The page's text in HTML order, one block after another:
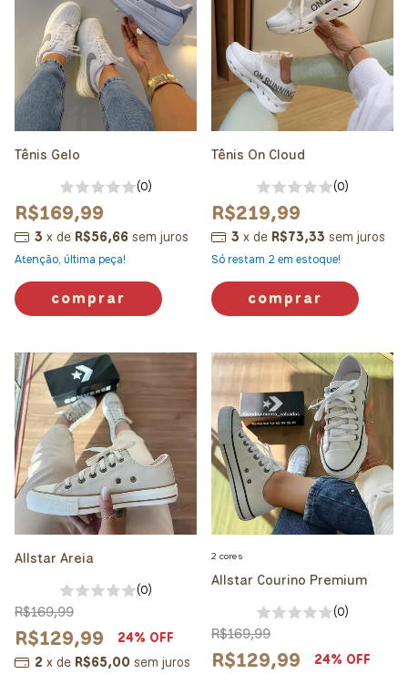
Tênis Gelo
(0)
R$169,99
3 x de R$56,66 sem juros
Atenção, última peça!
comprar
Tênis On Cloud
(0)
R$219,99
3 x de R$73,33 sem juros
Só restam 2 em estoque!
comprar
Allstar Areia
(0)
R$129,99
R$169,99
24% OFF
2 x de R$65,00 sem juros
Allstar Courino Premium
(0)
R$129,99
R$169,99
24% OFF
2 cores